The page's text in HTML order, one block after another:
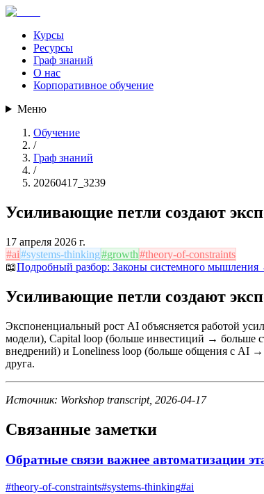
Курсы
Ресурсы
Граф знаний
О нас
Корпоративное обучение
Меню
Обучение
/
Граф знаний
/
20260417_3239
Усиливающие петли создают
17 апреля 2026 г.
#ai#systems-thinking#growth#theory-of-constraints
📖Подробный разбор: Законы системного мышления
Усиливающие петли создают
Экспоненциальный рост AI объясняется работой
модели), Capital loop (больше инвестиций →
внедрений) и Loneliness loop (больше общения с AI
друга.
Источник: Workshop transcript, 2026-04-17
Связанные заметки
Обратные связи важнее автоматизации
#theory-of-constraints#systems-thinking#ai